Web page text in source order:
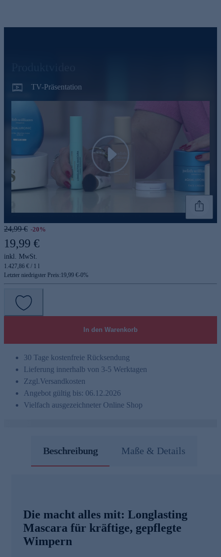
TV-Präsentation
Play
24,99 € -20%
19,99 €
inkl. MwSt.
1.427,86 € / 1 l
Letzter niedrigster Preis:19,99 €-0%
In den Warenkorb
30 Tage kostenfreie Rücksendung
Lieferung innerhalb von 3-5 Werktagen
Zzgl.Versandkosten
Angebot gültig bis: 06.12.2026
Vielfach ausgezeichneter Online Shop
Beschreibung Maße & Details
Die macht alles mit: Longlasting
Mascara für kräftige, gepflegte
Wimpern